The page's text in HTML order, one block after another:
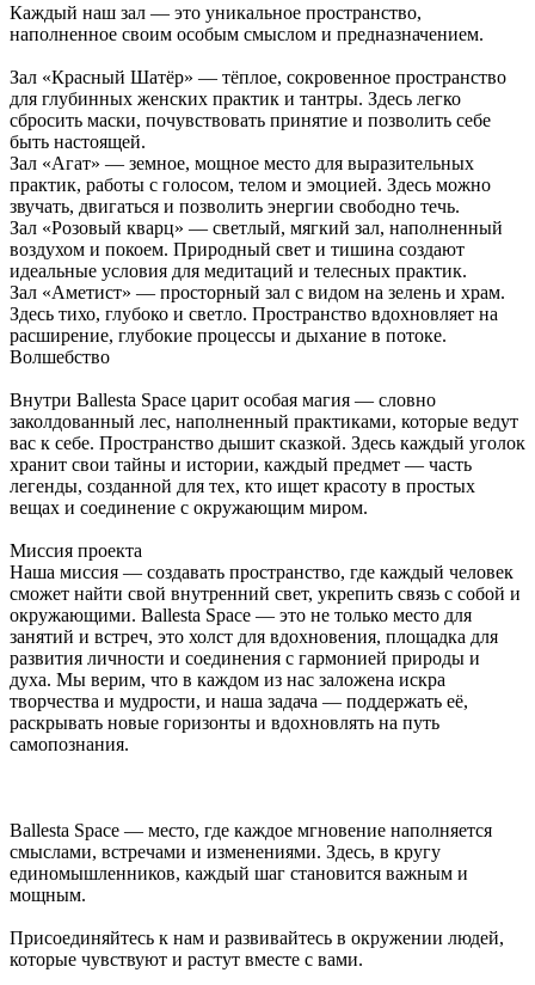
Каждый наш зал — это уникальное пространство,
наполненное своим особым смыслом и предназначением.
Зал «Красный Шатёр» — тёплое, сокровенное пространство
для глубинных женских практик и тантры. Здесь легко
сбросить маски, почувствовать принятие и позволить себе
быть настоящей.
Зал «Агат» — земное, мощное место для выразительных
практик, работы с голосом, телом и эмоцией. Здесь можно
звучать, двигаться и позволить энергии свободно течь.
Зал «Розовый кварц» — светлый, мягкий зал, наполненный
воздухом и покоем. Природный свет и тишина создают
идеальные условия для медитаций и телесных практик.
Зал «Аметист» — просторный зал с видом на зелень и храм.
Здесь тихо, глубоко и светло. Пространство вдохновляет на
расширение, глубокие процессы и дыхание в потоке.
Волшебство
Внутри Ballesta Space царит особая магия — словно
заколдованный лес, наполненный практиками, которые ведут
вас к себе. Пространство дышит сказкой. Здесь каждый уголок
хранит свои тайны и истории, каждый предмет — часть
легенды, созданной для тех, кто ищет красоту в простых
вещах и соединение с окружающим миром.
Миссия проекта
Наша миссия — создавать пространство, где каждый человек
сможет найти свой внутренний свет, укрепить связь с собой и
окружающими. Ballesta Space — это не только место для
занятий и встреч, это холст для вдохновения, площадка для
развития личности и соединения с гармонией природы и
духа. Мы верим, что в каждом из нас заложена искра
творчества и мудрости, и наша задача — поддержать её,
раскрывать новые горизонты и вдохновлять на путь
самопознания.
Ballesta Space — место, где каждое мгновение наполняется
смыслами, встречами и изменениями. Здесь, в кругу
единомышленников, каждый шаг становится важным и
мощным.
Присоединяйтесь к нам и развивайтесь в окружении людей,
которые чувствуют и растут вместе с вами.